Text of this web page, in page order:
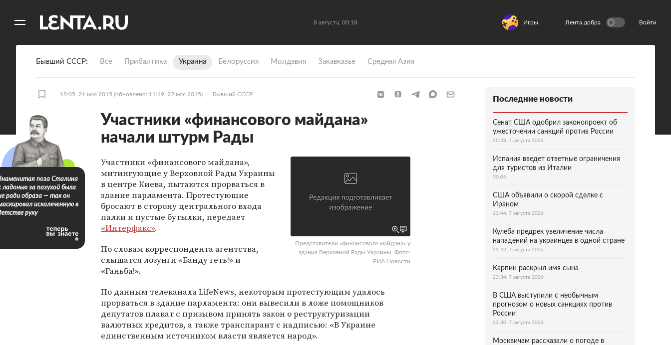
8 августа, 00:18 Игры Лента добра Войти
Бывший СССР Все Прибалтика Украина Белоруссия Молдавия Закавказье Средняя Азия
18:05, 21 мая 2015 (обновлено: 11:19, 22 мая 2015) Бывший СССР
Участники «финансового майдана»
начали штурм Рады
Представители «финансового майдана» у
здания Верховной Рады Украины. Фото:
РИА Новости
Участники «финансового майдана»,
митингующие у Верховной Рады Украины
в центре Киева, пытаются прорваться в
здание парламента. Протестующие
бросают в сторону центрального входа
палки и пустые бутылки, передает
«Интерфакс».
По словам корреспондента агентства,
слышатся лозунги «Банду геть!» и
«Ганьба!».
По данным телеканала LifeNews, некоторым протестующим удалось
прорваться в здание парламента: они вывесили в ложе помощников
депутатов плакат с призывом принять закон о реструктуризации
валютных кредитов, а также транспарант с надписью: «В Украине
единственным источником власти является народ».
поза Сталина
ладонью за пазухой была
ради образа — так он
искалеченную в
руку
Последние новости
Сенат США одобрил законопроект об
ужесточении санкций против России
20:28, 7 августа 2026
Испания введет ответные ограничения
для туристов из Италии
00:04
США объявили о скорой сделке с
Ираном
23:44, 7 августа 2026
Кулеба предрек увеличение числа
нападений на украинцев в одной стране
23:42, 7 августа 2026
Карпин раскрыл имя сына
23:34, 7 августа 2026
В США выступили с необычным
прогнозом о новых санкциях против
России
23:30, 7 августа 2026
Москвичам рассказали о погоде в